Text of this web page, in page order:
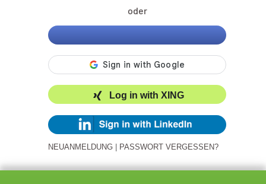
oder
Log in with XING
NEUANMELDUNG PASSWORT VERGESSEN?